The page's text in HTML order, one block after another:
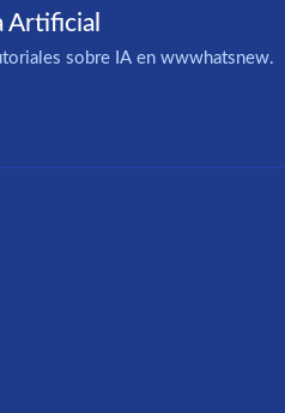
Artificial
sobre IA en wwwhatsnew.